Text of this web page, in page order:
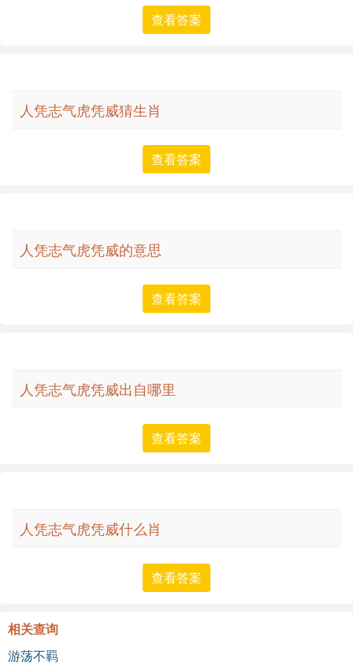
查看答案
人凭志气虎凭威猜生肖
查看答案
人凭志气虎凭威的意思
查看答案
人凭志气虎凭威出自哪里
查看答案
人凭志气虎凭威什么肖
查看答案
相关查询
游荡不羁